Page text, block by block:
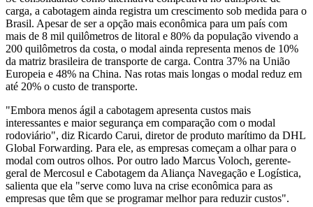
carga, a cabotagem ainda registra um crescimento sob medida para o
Brasil. Apesar de ser a opção mais econômica para um país com
mais de 8 mil quilômetros de litoral e 80% da população vivendo a
200 quilômetros da costa, o modal ainda representa menos de 10%
da matriz brasileira de transporte de carga. Contra 37% na União
Europeia e 48% na China. Nas rotas mais longas o modal reduz em
até 20% o custo de transporte.
"Embora menos ágil a cabotagem apresenta custos mais
interessantes e maior segurança em comparação com o modal
rodoviário", diz Ricardo Carui, diretor de produto marítimo da DHL
Global Forwarding. Para ele, as empresas começam a olhar para o
modal com outros olhos. Por outro lado Marcus Voloch, gerente-
geral de Mercosul e Cabotagem da Aliança Navegação e Logística,
salienta que ela "serve como luva na crise econômica para as
empresas que têm que se programar melhor para reduzir custos".